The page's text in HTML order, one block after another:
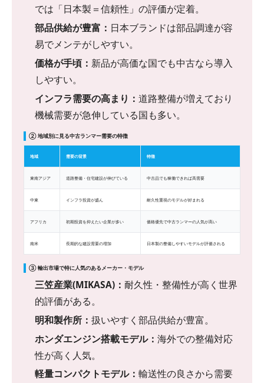
では「日本製＝信頼性」の評価が定着。
部品供給が豊富： 日本ブランドは部品調達が容
易でメンテがしやすい。
価格が手頃： 新品が高価な国でも中古なら導入
しやすい。
インフラ需要の高まり： 道路整備が増えており
機械需要が急伸している国も多い。
② 地域別に見る中古ランマー需要の特徴
地域 需要の背景 特徴
東南アジア 道路整備・住宅建設が伸びている 中古品でも稼働できれば高需要
中東 インフラ投資が盛ん 耐久性重視のモデルが好まれる
アフリカ 初期投資を抑えたい企業が多い 価格優先で中古ランマーの人気が高い
南米 長期的な建設需要の増加 日本製の整備しやすいモデルが評価される
③ 輸出市場で特に人気のあるメーカー・モデル
三笠産業(MIKASA)： 耐久性・整備性が高く世界
的評価がある。
明和製作所： 扱いやすく部品供給が豊富。
ホンダエンジン搭載モデル： 海外での整備対応
性が高く人気。
軽量コンパクトモデル： 輸送性の良さから需要